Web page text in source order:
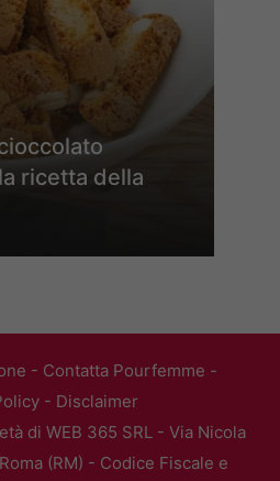
ricetta della
- Contatta Pourfemme -
- Disclaimer
di WEB 365 SRL - Via Nicola
(RM) - Codice Fiscale e